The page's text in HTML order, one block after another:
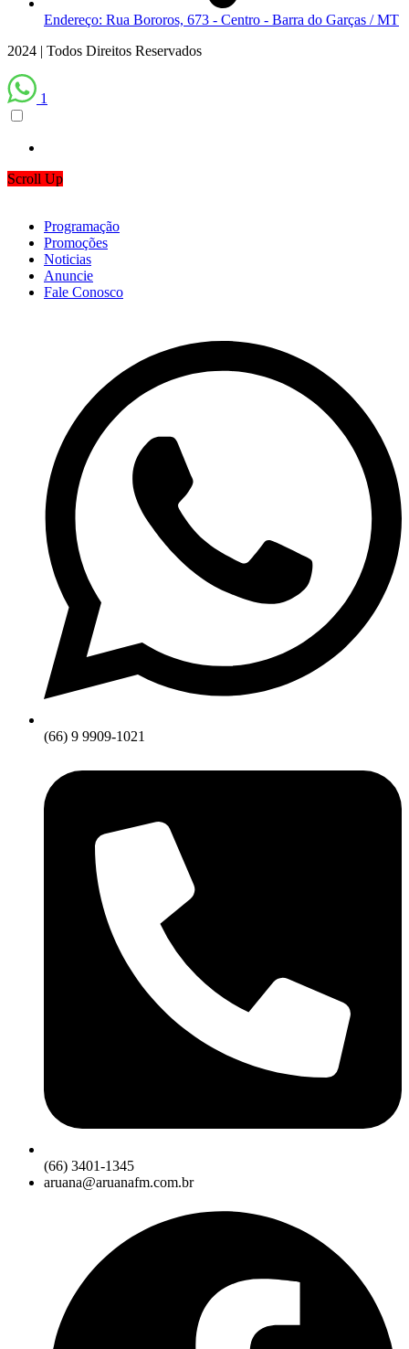
Endereço: Rua Bororos, 673 - Centro - Barra do Garças / MT
2024 | Todos Direitos Reservados
1
Scroll Up
Programação
Promoções
Noticias
Anuncie
Fale Conosco
(66) 9 9909-1021
(66) 3401-1345
aruana@aruanafm.com.br